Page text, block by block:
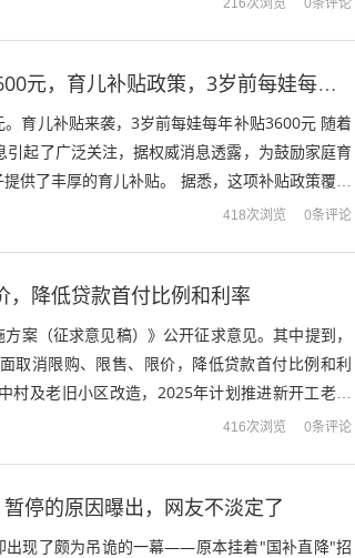
216次浏览
育儿补贴来了！3岁前每娃每年3600元，育儿补贴政策，3岁前每娃每年补贴3600元
育儿补贴来袭，3岁前每娃每年补贴3600元 随着
起了广泛关注，据权威消息透露，为鼓励家庭育
供了丰厚的育儿补贴。 据悉，这项补贴政策覆盖
418次浏览 0条评论
，降低贷款首付比例和利率
案（征求意见稿）》公开征求意见。其中提到，
取消限购、限售、限价，降低贷款首付比例和利
村及老旧小区改造，2025年计划推进新开工老旧
台，完...
416次浏览 0条评论
停的原因曝出，网友不淡定了
出现了颇为吊诡的一幕——原本挂着"国补直降"招